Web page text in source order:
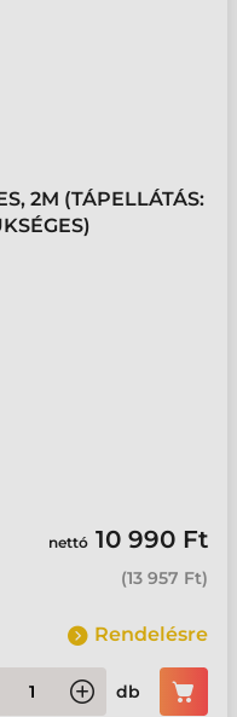
2M (TÁPELLÁTÁS:
nettó 10 990 Ft
(13 957 Ft)
Rendelésre
db